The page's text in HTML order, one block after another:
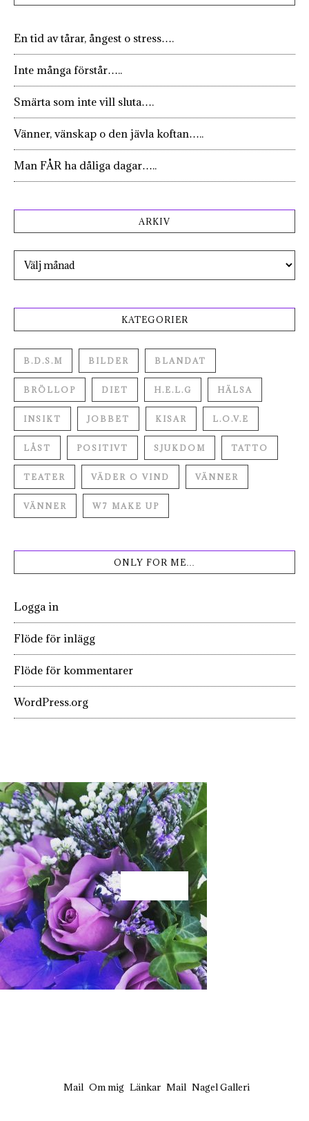
En tid av tårar, ångest o stress….
Inte många förstår…..
Smärta som inte vill sluta….
Vänner, vänskap o den jävla koftan…..
Man FÅR ha dåliga dagar…..
ARKIV
Arkiv
KATEGORIER
B.D.S.M BILDER BLANDAT
BRÖLLOP DIET H.E.L.G HÄLSA
INSIKT JOBBET KISAR L.O.V.E
LÅST POSITIVT SJUKDOM TATTO
TEATER VÄDER O VIND VÄNNER
VÄNNER W7 MAKE UP
ONLY FOR ME…
Logga in
Flöde för inlägg
Flöde för kommentarer
WordPress.org
Mail Om mig Länkar Mail Nagel Galleri